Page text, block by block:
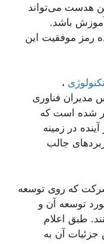
هدست می‌تواند
باشد.
رمز موفقیت این
،
مدیران فناوری
شده است که
در زمینه
جالب
شرکت که روی توسعه
توسعه آن و
طبق اعلام
جزئیات آن به